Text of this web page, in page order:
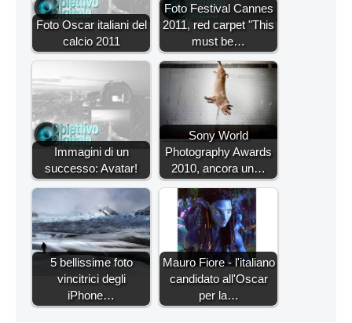
Foto Oscar italiani del
calcio 2011
Foto Festival Cannes
2011, red carpet "This
must be…
Immagini di un
successo: Avatar!
Sony World
Photography Awards
2010, ancora un…
5 bellissime foto
vincitrici degli
iPhone…
Mauro Fiore - l'italiano
candidato all'Oscar
per la…